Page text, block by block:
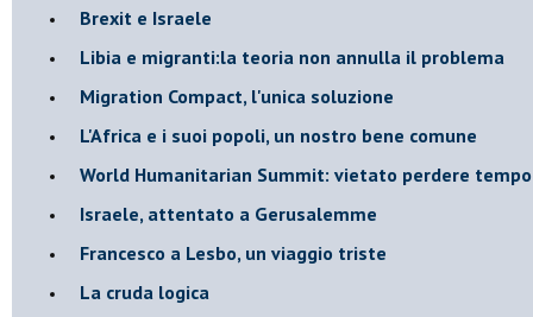
Brexit e Israele
Libia e migranti:la teoria non annulla il problema
Migration Compact, l'unica soluzione
L'Africa e i suoi popoli, un nostro bene comune
World Humanitarian Summit: vietato perdere tempo
Israele, attentato a Gerusalemme
Francesco a Lesbo, un viaggio triste
La cruda logica